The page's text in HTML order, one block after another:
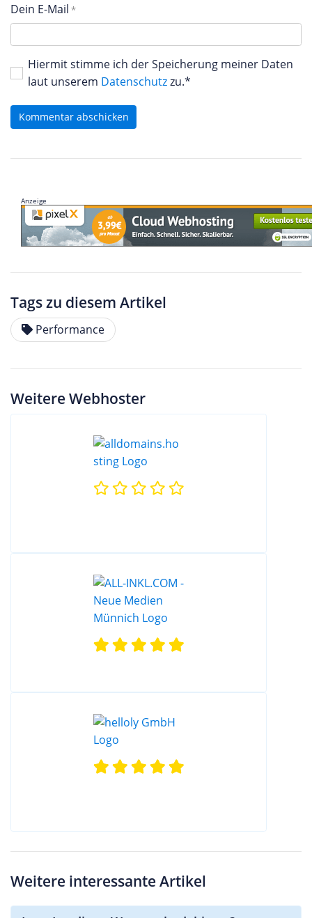
Dein E-Mail
Hiermit stimme ich der Speicherung meiner Daten
laut unserem Datenschutzzu.*
Kommentar abschicken
Anzeige
Tags zu diesem Artikel
Performance
Weitere Webhoster
Weitere interessante Artikel